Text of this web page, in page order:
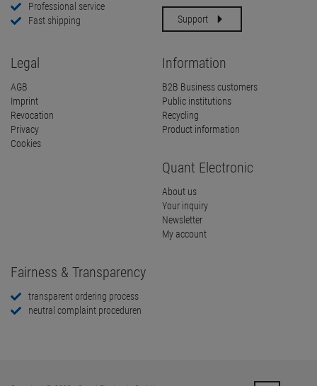
Professional service
Fast shipping
Support
Legal
AGB
Imprint
Revocation
Privacy
Cookies
Information
B2B Business customers
Public institutions
Recycling
Product information
Quant Electronic
About us
Your inquiry
Newsletter
My account
Fairness & Transparency
transparent ordering process
neutral complaint proceduren